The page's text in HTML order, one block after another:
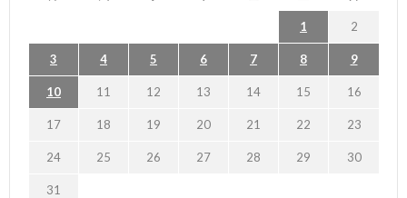
1 2
3 4 5 6 7 8 9
10 11 12 13 14 15 16
17 18 19 20 21 22 23
24 25 26 27 28 29 30
31